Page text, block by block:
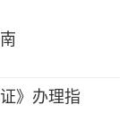
》办理指